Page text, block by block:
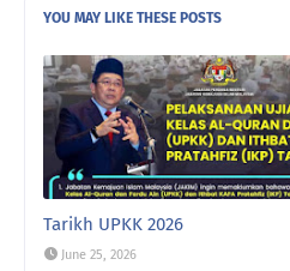
YOU MAY LIKE THESE POSTS
Tarikh UPKK 2026
June 25, 2026